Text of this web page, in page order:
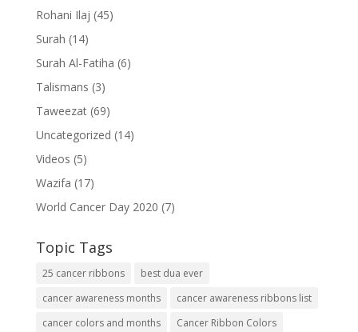
Rohani Ilaj (45)
Surah (14)
Surah Al-Fatiha (6)
Talismans (3)
Taweezat(69)
Uncategorized (14)
Videos (5)
Wazifa (17)
World Cancer Day 2020 (7)
Topic Tags
25 cancer ribbons
best dua ever
cancer awareness months
cancer awareness ribbons list
cancer colors and months
Cancer Ribbon Colors